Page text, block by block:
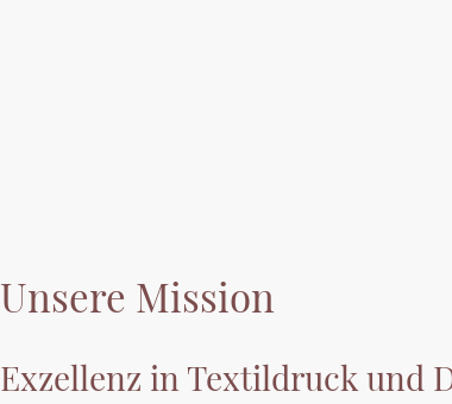
Unsere Mission
Exzellenz in Textildruck und